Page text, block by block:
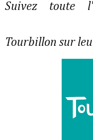
Suivez toute
Tourbillon sur